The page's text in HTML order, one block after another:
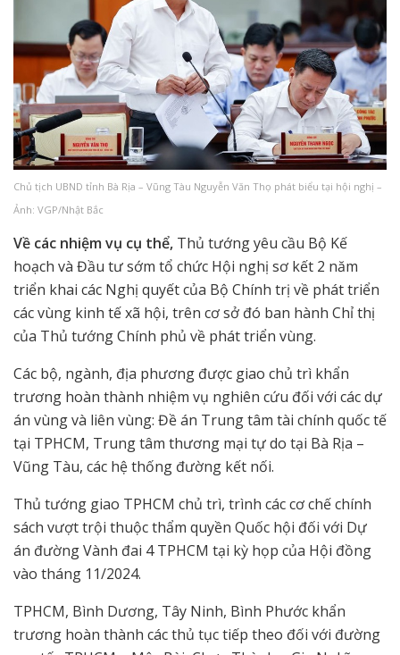
Chủ tịch UBND tỉnh Bà Rịa – Vũng Tàu Nguyễn Văn Thọ phát biểu tại hội nghị –
Ảnh: VGP/Nhật Bắc
Về các nhiệm vụ cụ thể, Thủ tướng yêu cầu Bộ Kế
hoạch và Đầu tư sớm tổ chức Hội nghị sơ kết 2 năm
triển khai các Nghị quyết của Bộ Chính trị về phát triển
các vùng kinh tế xã hội, trên cơ sở đó ban hành Chỉ thị
của Thủ tướng Chính phủ về phát triển vùng.
Các bộ, ngành, địa phương được giao chủ trì khẩn
trương hoàn thành nhiệm vụ nghiên cứu đối với các dự
án vùng và liên vùng: Đề án Trung tâm tài chính quốc tế
tại TPHCM, Trung tâm thương mại tự do tại Bà Rịa –
Vũng Tàu, các hệ thống đường kết nối.
Thủ tướng giao TPHCM chủ trì, trình các cơ chế chính
sách vượt trội thuộc thẩm quyền Quốc hội đối với Dự
án đường Vành đai 4 TPHCM tại kỳ họp của Hội đồng
vào tháng 11/2024.
TPHCM, Bình Dương, Tây Ninh, Bình Phước khẩn
trương hoàn thành các thủ tục tiếp theo đối với đường